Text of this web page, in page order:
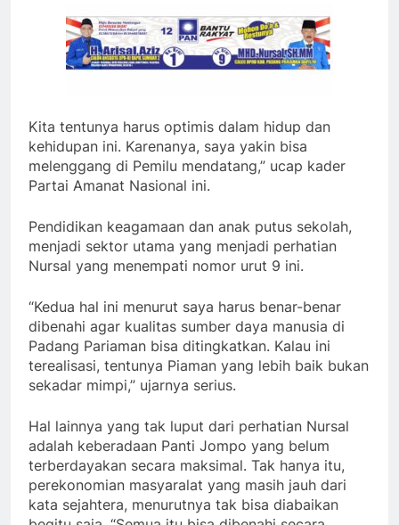
Kita tentunya harus optimis dalam hidup dan
kehidupan ini. Karenanya, saya yakin bisa
melenggang di Pemilu mendatang,” ucap kader
Partai Amanat Nasional ini.
Pendidikan keagamaan dan anak putus sekolah,
menjadi sektor utama yang menjadi perhatian
Nursal yang menempati nomor urut 9 ini.
“Kedua hal ini menurut saya harus benar-benar
dibenahi agar kualitas sumber daya manusia di
Padang Pariaman bisa ditingkatkan. Kalau ini
terealisasi, tentunya Piaman yang lebih baik bukan
sekadar mimpi,” ujarnya serius.
Hal lainnya yang tak luput dari perhatian Nursal
adalah keberadaan Panti Jompo yang belum
terberdayakan secara maksimal. Tak hanya itu,
perekonomian masyaralat yang masih jauh dari
kata sejahtera, menurutnya tak bisa diabaikan